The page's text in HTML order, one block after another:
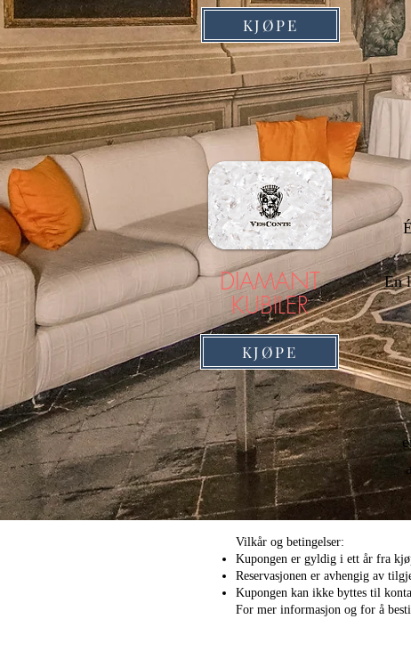
KJØPE
DIAMANT
KUBILER
KJØPE
En
Vilkår og betingelser:
Kupongen er gyldig i ett år fra
Reservasjonen er avhengig av
Kupongen kan ikke byttes til
For mer informasjon og for å